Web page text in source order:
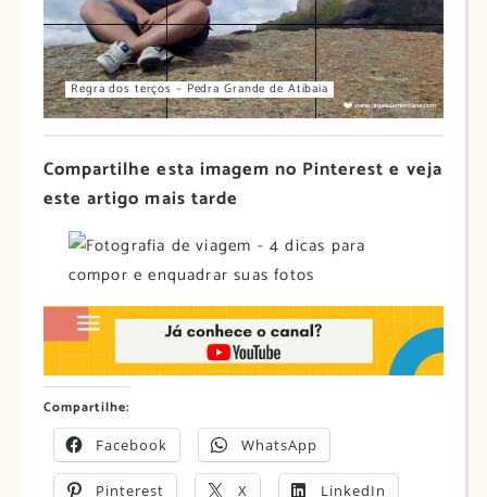
Regra dos terços – Pedra Grande de Atibaia
Compartilhe esta imagem no Pinterest e veja
este artigo mais tarde
Compartilhe:
Facebook WhatsApp
Pinterest X LinkedIn